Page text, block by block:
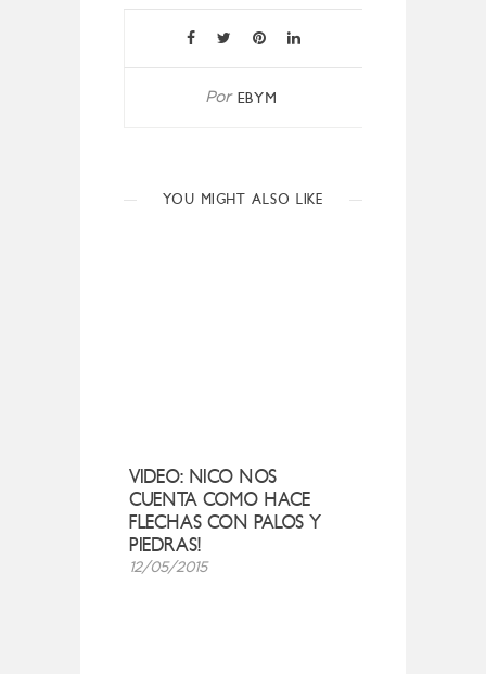
Por EBYM
YOU MIGHT ALSO LIKE
VIDEO: NICO NOS
CUENTA COMO HACE
FLECHAS CON PALOS Y
PIEDRAS!
12/05/2015